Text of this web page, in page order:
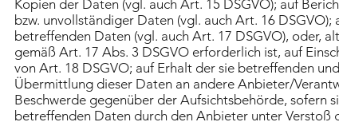
Kopien der Daten (vgl. auch Art. 15 DSGVO); auf
bzw. unvollständiger Daten (vgl. auch Art. 16
betreffenden Daten (vgl. auch Art. 17 DSGVO), oder,
gemäß Art. 17 Abs. 3 DSGVO erforderlich ist, auf
von Art. 18 DSGVO; auf Erhalt der sie betreffenden
Übermittlung dieser Daten an andere Anbieter/
Beschwerde gegenüber der Aufsichtsbehörde, sofern
betreffenden Daten durch den Anbieter unter Verstoß